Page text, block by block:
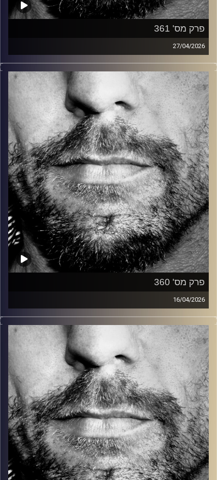
פרק מס' 361
27/04/2026
זיפים, מוזיקה מחוספסת של הופעות חיות. הרבה ג'אם, רוק,
בלוז, bluegrass, ג'אז, Fאנק, פרוגרסיב ואפילו אלקטרוניקה.
כל מה שחי, אמיתי ונושם.
עם שמוליק רגב.
קרדיט תמונות: David Goehring
פרק מס' 360
16/04/2026
זיפים, מוזיקה מחוספסת של הופעות חיות. הרבה ג'אם, רוק,
בלוז, bluegrass, ג'אז, Fאנק, פרוגרסיב ואפילו אלקטרוניקה.
כל מה שחי, אמיתי ונושם.
עם שמוליק רגב.
קרדיט תמונות: David Goehring